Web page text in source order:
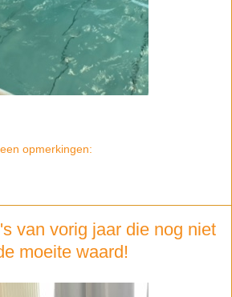
opmerkingen:
van vorig jaar die nog niet
moeite waard!